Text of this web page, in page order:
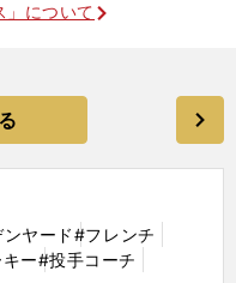
について
ヤード#フレンチ
ー#投手コーチ